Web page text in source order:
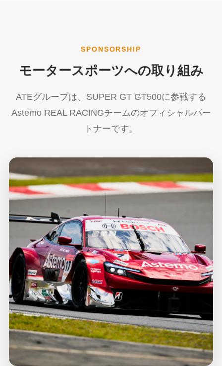
SPONSORSHIP
モータースポーツへの取り組み
ATEグループは、SUPER GT GT500に参戦する
Astemo REAL RACINGチームのオフィシャルパー
トナーです。